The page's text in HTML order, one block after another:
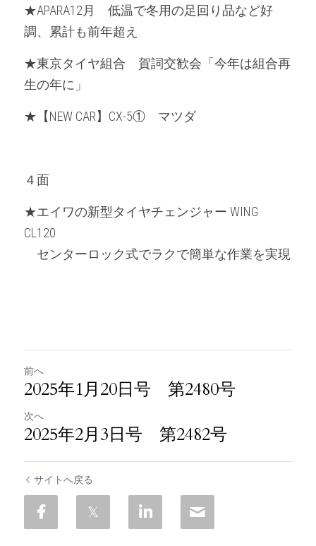
★APARA12月　低温で冬用の足回り品など好
調、累計も前年超え
★東京タイヤ組合　賀詞交歓会「今年は組合再
生の年に」
★【NEW CAR】CX-5①　マツダ
４面
★エイワの新型タイヤチェンジャー WING
CL120
センターロック式でラクで簡単な作業を実現
前へ
2025年1月20日号 第2480号
次へ
2025年2月3日号 第2482号
サイトへ戻る